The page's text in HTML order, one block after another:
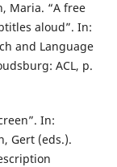
Maria. “A free
aloud”. In:
and Language
ACL, p.
In:
Gert (eds.).